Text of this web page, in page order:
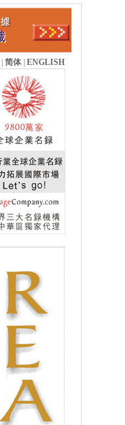
简体 ENGLISH